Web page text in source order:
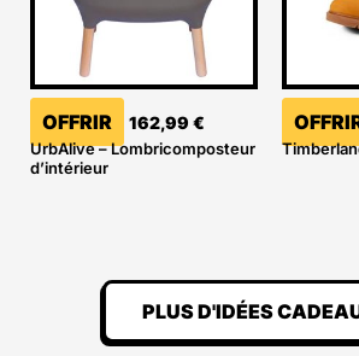
OFFRIR 162,99 €
UrbAlive – Lombricomposteur
d’intérieur
PLUS D'IDÉES